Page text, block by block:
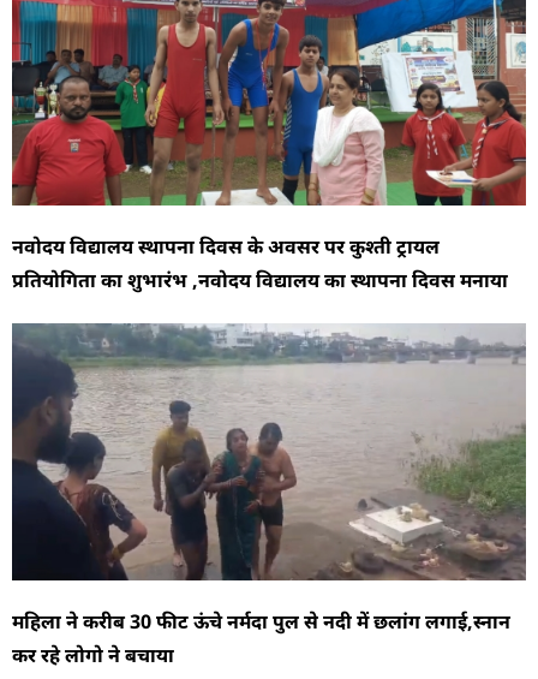
नवोदय विद्यालय स्थापना दिवस के अवसर पर कुश्ती ट्रायल
प्रतियोगिता का शुभारंभ ,नवोदय विद्यालय का स्थापना दिवस मनाया
महिला ने करीब 30 फीट ऊंचे नर्मदा पुल से नदी में छलांग लगाई,स्नान
कर रहे लोगो ने बचाया